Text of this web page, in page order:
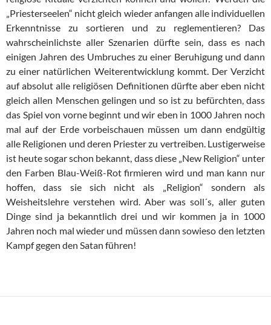
„Priesterseelen“ nicht gleich wieder anfangen alle individuellen
Erkenntnisse zu sortieren und zu reglementieren? Das
wahrscheinlichste aller Szenarien dürfte sein, dass es nach
einigen Jahren des Umbruches zu einer Beruhigung und dann
zu einer natürlichen Weiterentwicklung kommt. Der Verzicht
auf absolut alle religiösen Definitionen dürfte aber eben nicht
gleich allen Menschen gelingen und so ist zu befürchten, dass
das Spiel von vorne beginnt und wir eben in 1000 Jahren noch
mal auf der Erde vorbeischauen müssen um dann endgültig
alle Religionen und deren Priester zu vertreiben. Lustigerweise
ist heute sogar schon bekannt, dass diese „New Religion“ unter
den Farben Blau-Weiß-Rot firmieren wird und man kann nur
hoffen, dass sie sich nicht als „Religion“ sondern als
Weisheitslehre verstehen wird. Aber was soll´s, aller guten
Dinge sind ja bekanntlich drei und wir kommen ja in 1000
Jahren noch mal wieder und müssen dann sowieso den letzten
Kampf gegen den Satan führen!